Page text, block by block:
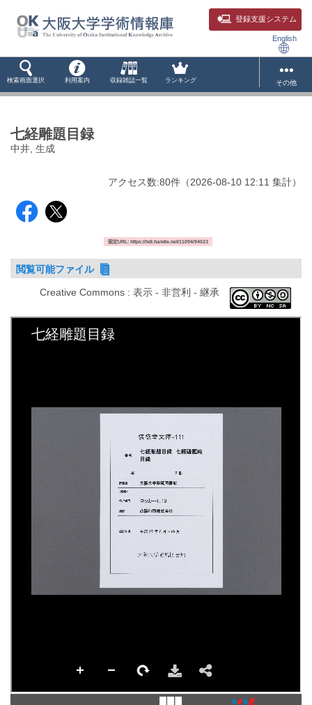
登録支援システム
English
検索画面選択 利用案内 収録雑誌一覧 ランキング その他
七経雕題目録
中井, 生成
アクセス数:80件 （2026-08-10 12:11 集計）
固定URL: https://hdl.handle.net/11094/94023
閲覧可能ファイル
Creative Commons : 表示 - 非営利 - 継承